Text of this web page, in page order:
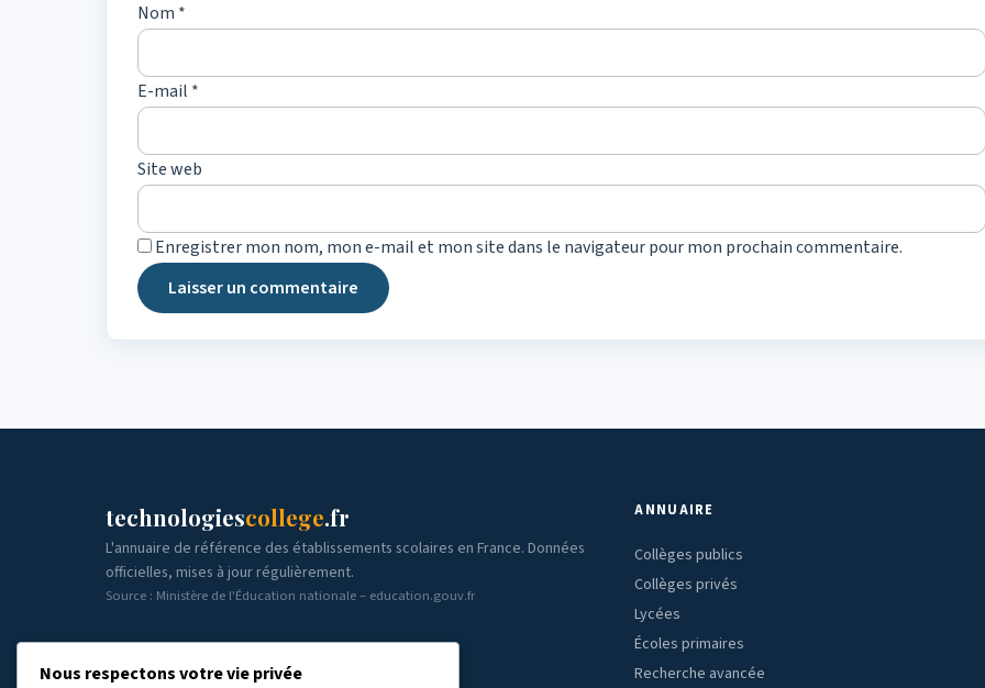
Nom *
E-mail *
Site web
Enregistrer mon nom, mon e-mail et mon site dans le navigateur pour mon prochain commentaire.
technologiescollege.fr
L'annuaire de référence des établissements scolaires en France. Données
officielles, mises à jour régulièrement.
Source : Ministère de l'Éducation nationale – education.gouv.fr
ANNUAIRE
Collèges publics
Collèges privés
Lycées
Écoles primaires
Recherche avancée
Nous respectons votre vie privée